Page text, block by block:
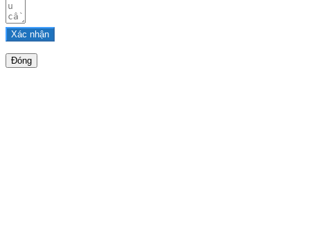
Xác nhận
Đóng